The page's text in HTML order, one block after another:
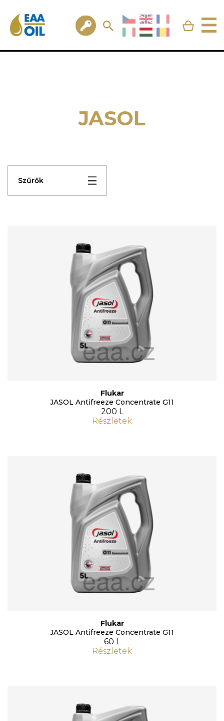
JASOL
Szűrők
Flukar
JASOL Antifreeze Concentrate G11
200 L
Részletek
Flukar
JASOL Antifreeze Concentrate G11
60 L
Részletek